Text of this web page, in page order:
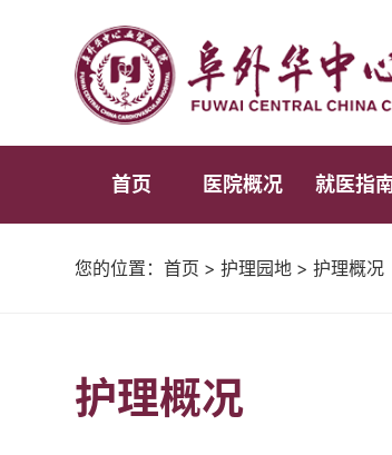
首页 医院概况 就医指
您的位置：首页 > 护理园地 > 护理概况
护理概况